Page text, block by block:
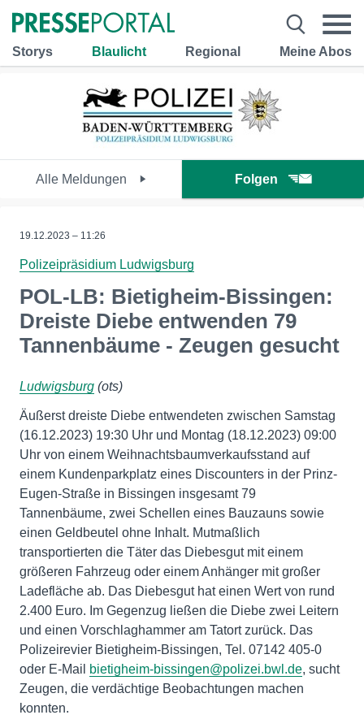
Storys Blaulicht Regional Meine Abos
Alle Meldungen Folgen
19.12.2023 – 11:26
Polizeipräsidium Ludwigsburg
POL-LB: Bietigheim-Bissingen:
Dreiste Diebe entwenden 79
Tannenbäume - Zeugen gesucht
Ludwigsburg (ots)
Äußerst dreiste Diebe entwendeten zwischen Samstag
(16.12.2023) 19:30 Uhr und Montag (18.12.2023) 09:00
Uhr von einem Weihnachtsbaumverkaufsstand auf
einem Kundenparkplatz eines Discounters in der Prinz-
Eugen-Straße in Bissingen insgesamt 79
Tannenbäume, zwei Schellen eines Bauzauns sowie
einen Geldbeutel ohne Inhalt. Mutmaßlich
transportierten die Täter das Diebesgut mit einem
größeren Fahrzeug oder einem Anhänger mit großer
Ladefläche ab. Das Diebesgut hat einen Wert von rund
2.400 Euro. Im Gegenzug ließen die Diebe zwei Leitern
und einen Vorschlaghammer am Tatort zurück. Das
Polizeirevier Bietigheim-Bissingen, Tel. 07142 405-0
oder E-Mail
bietigheim-bissingen@polizei.bwl.de, sucht
Zeugen, die verdächtige Beobachtungen machen
konnten.